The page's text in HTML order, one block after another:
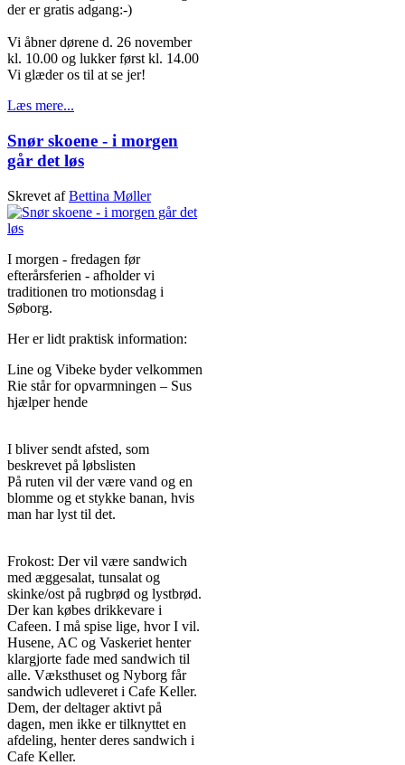
der er gratis adgang:-)
Vi åbner dørene d. 26 november
kl. 10.00 og lukker først kl. 14.00
Vi glæder os til at se jer!
Læs mere...
Snør skoene - i morgen
går det løs
Skrevet afBettina Møller
I morgen - fredagen før
efterårsferien - afholder vi
traditionen tro motionsdag i
Søborg.
Her er lidt praktisk information:
Line og Vibeke byder velkommen
Rie står for opvarmningen – Sus
hjælper hende
I bliver sendt afsted, som
beskrevet på løbslisten
På ruten vil der være vand og en
blomme og et stykke banan, hvis
man har lyst til det.
Frokost: Der vil være sandwich
med æggesalat, tunsalat og
skinke/ost på rugbrød og lystbrød.
Der kan købes drikkevare i
Cafeen. I må spise lige, hvor I vil.
Husene, AC og Vaskeriet henter
klargjorte fade med sandwich til
alle. Væksthuset og Nyborg får
sandwich udleveret i Cafe Keller.
Dem, der deltager aktivt på
dagen, men ikke er tilknyttet en
afdeling, henter deres sandwich i
Cafe Keller.